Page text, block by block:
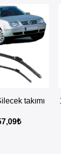
takımı
₺